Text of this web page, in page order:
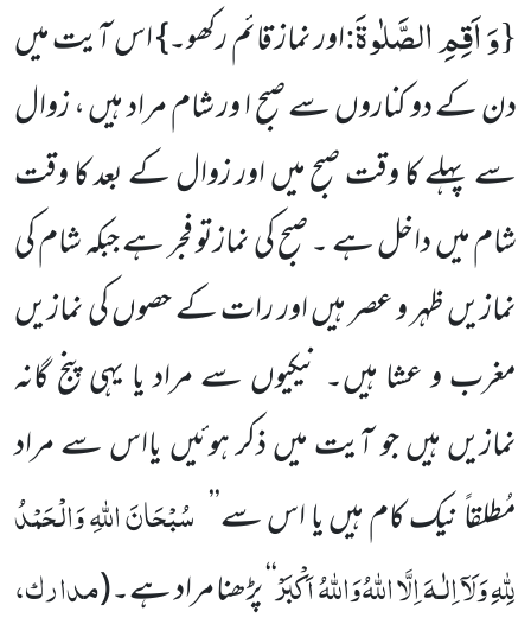
{وَ اَقِمِ الصَّلٰوةَ:اور نماز قائم رکھو۔} اس آیت میں
دن کے دو کناروں سے صبح ا ور شام مراد ہیں ، زوال
سے پہلے کا وقت صبح میں اور زوال کے بعد کا وقت
شام میں داخل ہے ۔ صبح کی نمازتو فجر ہے جبکہ شام کی
نمازیں ظہر و عصر ہیں اور رات کے حصوں کی نمازیں
مغرب و عشا ہیں۔ نیکیوں سے مراد یا یہی پنج گانہ
نمازیں ہیں جو آیت میں ذکر ہوئیں یااس سے مراد
مُطلقاً نیک کام ہیں یا اس سے’’ سُبْحَانَ اللہِ وَالْحَمْدُ
لِلّٰہِ وَلَآ اِلٰـہَ اِلَّا اللہُ وَاللہُ اَکْبَرْ‘‘ پڑھنا مراد ہے۔(مدارک،